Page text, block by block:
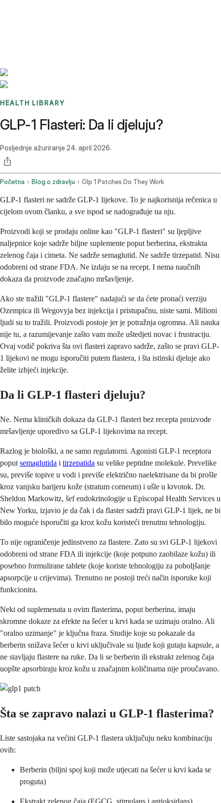
HEALTH LIBRARY
GLP-1 Flasteri: Da li djeluju?
Posljednje ažuriranje 24. april 2026.
Početna Blog o zdravlju Glp 1 Patches Do They Work
GLP-1 flasteri ne sadrže GLP-1 lijekove. To je najkorisnija rečenica u
cijelom ovom članku, a sve ispod se nadograđuje na nju.
Proizvodi koji se prodaju online kao "GLP-1 flasteri" su ljepljive
naljepnice koje sadrže biljne suplemente poput berberina, ekstrakta
zelenog čaja i cimeta. Ne sadrže semaglutid. Ne sadrže tirzepatid. Nisu
odobreni od strane FDA. Ne izdaju se na recept. I nema naučnih
dokaza da proizvode značajno mršavljenje.
Ako ste tražili "GLP-1 flastere" nadajući se da ćete pronaći verziju
Ozempica ili Wegovyja bez injekcija i pristupačnu, niste sami. Milioni
ljudi su to tražili. Proizvodi postoje jer je potražnja ogromna. Ali nauka
nije tu, a razumijevanje zašto vam može uštedjeti novac i frustraciju.
Ovaj vodič pokriva šta ovi flasteri zapravo sadrže, zašto se pravi GLP-
1 lijekovi ne mogu isporučiti putem flastera, i šta istinski djeluje ako
želite izbjeći injekcije.
Da li GLP-1 flasteri djeluju?
Ne. Nema kliničkih dokaza da GLP-1 flasteri bez recepta proizvode
mršavljenje uporedivo sa GLP-1 lijekovima na recept.
Razlog je biološki, a ne samo regulatorni. Agonisti GLP-1 receptora
poput semaglutida i tirzepatida su velike peptidne molekule. Prevelike
su, previše topive u vodi i previše električno naelektrisane da bi prošle
kroz vanjsku barijeru kože (stratum corneum) i ušle u krvotok. Dr.
Sheldon Markowitz, šef endokrinologije u Episcopal Health Services u
New Yorku, izjavio je da čak i da flaster sadrži pravi GLP-1 lijek, ne bi
bilo moguće isporučiti ga kroz kožu koristeći trenutnu tehnologiju.
To nije ograničenje jedinstveno za flastere. Zato su svi GLP-1 lijekovi
odobreni od strane FDA ili injekcije (koje potpuno zaobilaze kožu) ili
posebno formulirane tablete (koje koriste tehnologiju za poboljšanje
apsorpcije u crijevima). Trenutno ne postoji treći način isporuke koji
funkcionira.
Neki od suplemenata u ovim flasterima, poput berberina, imaju
skromne dokaze za efekte na šećer u krvi kada se uzimaju oralno. Ali
"oralno uzimanje" je ključna fraza. Studije koje su pokazale da
berberin snižava šećer u krvi uključivale su ljude koji gutaju kapsule, a
ne stavljaju flastere na ruke. Da li se berberin ili ekstrakt zelenog čaja
uopšte apsorbiraju kroz kožu u značajnim količinama nije proučavano.
Šta se zapravo nalazi u GLP-1 flasterima?
Liste sastojaka na većini GLP-1 flastera uključuju neku kombinaciju
ovih:
Berberin (biljni spoj koji može utjecati na šećer u krvi kada se
proguta)
Ekstrakt zelenog čaja (EGCG, stimulans i antioksidans)